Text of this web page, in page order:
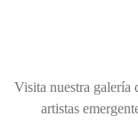
Visita nuestra galería
artistas